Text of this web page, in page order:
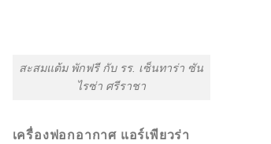
สะสมแต้ม พักฟรี กับ รร. เซ็นทาร่า ซัน
ไรซ่า ศรีราชา
เครื่องฟอกอากาศ แอร์เพียวร่า